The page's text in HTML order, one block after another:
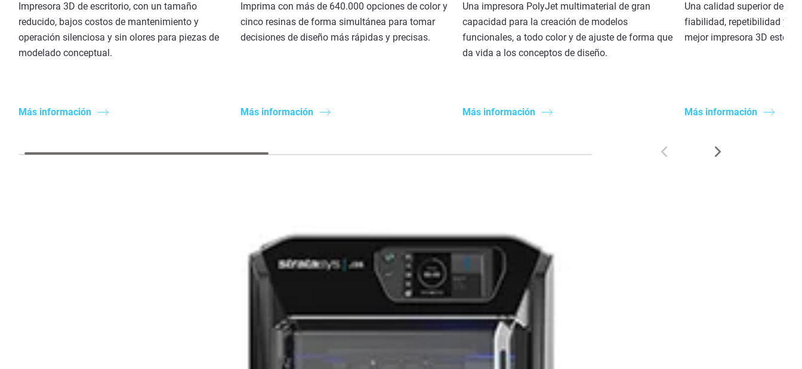
Impresora 3D de escritorio, con un tamaño
reducido, bajos costos de mantenimiento y
operación silenciosa y sin olores para piezas de
modelado conceptual.
Más información
Imprima con más de 640.000 opciones de color y
cinco resinas de forma simultánea para tomar
decisiones de diseño más rápidas y precisas.
Más información
Una impresora PolyJet multimaterial de gran
capacidad para la creación de modelos
funcionales, a todo color y de ajuste de forma que
da vida a los conceptos de diseño.
Más información
Una calidad superior de la
fiabilidad, repetibilidad y
mejor impresora 3D
Más información